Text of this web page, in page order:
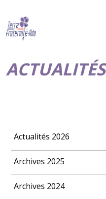
ACTUALITÉS
Actualités 2026
Archives 2025
Archives 2024